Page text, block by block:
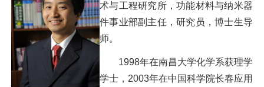
术与工程研究所，功能材料与纳米器
件事业部副主任，研究员，博士生导
师。
1998年在南昌大学化学系获理学
学士，2003年在中国科学院长春应用